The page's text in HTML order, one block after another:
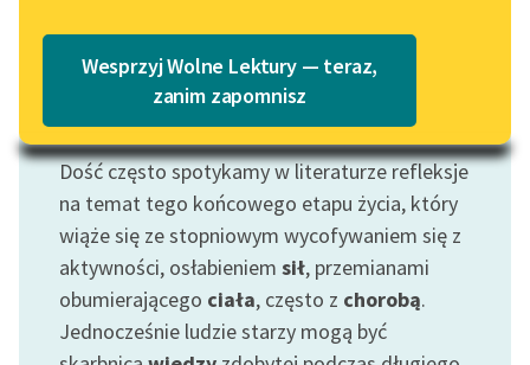
Lektury szkolne i klasyka
literatury do słuchania dla
uczennic i uczniów z
niepełnosprawnościami
E-kolekcja lektur
szkolnych i literatury do
słuchania dla uczennic i
Katalog w formacie PDF
Wesprzyj Wolne Lektury — teraz,
zanim zapomnisz
Motyw: Starość
Dość często spotykamy w literaturze refleksje
na temat tego końcowego etapu życia, który
wiąże się ze stopniowym wycofywaniem się z
aktywności, osłabieniem sił, przemianami
obumierającego ciała, często z chorobą.
Jednocześnie ludzie starzy mogą być